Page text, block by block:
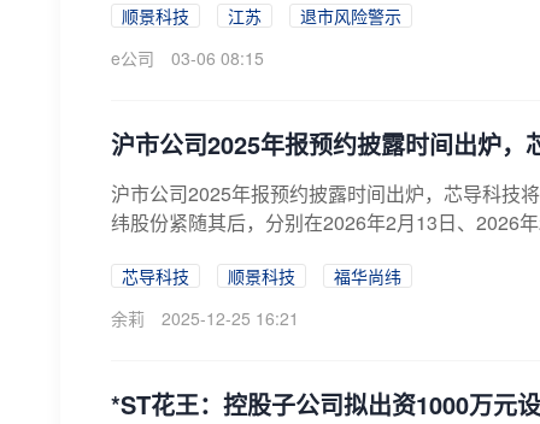
顺景科技 江苏
退市风险警示
e公司
03-06 08:15
沪市公司2025年报预约披露时间出炉，
沪市公司2025年报预约披露时间出炉，芯导科技
纬股份紧随其后，分别在2026年2月13日、2026
芯导科技 顺景科技
福华尚纬
余莉
2025-12-25 16:21
*ST花王：控股子公司拟出资1000万元